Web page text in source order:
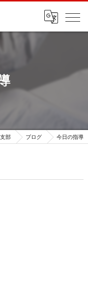
部 ブログ 今日の指導